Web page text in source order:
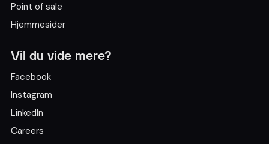
Point of sale
Hjemmesider
Vil du vide mere?
Facebook
Instagram
LinkedIn
Careers